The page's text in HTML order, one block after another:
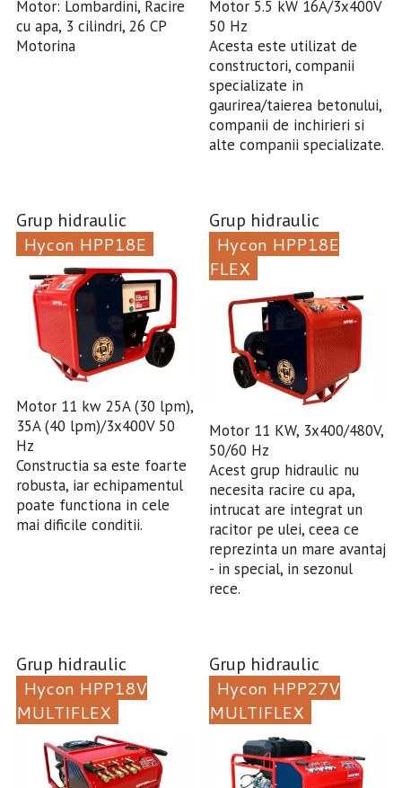
Motor: Lombardini, Racire
cu apa, 3 cilindri, 26 CP
Motorina
Motor 5.5 kW 16A/3x400V
50 Hz
Acesta este utilizat de
constructori, companii
specializate in
gaurirea/taierea betonului,
companii de inchirieri si
alte companii specializate.
Grup hidraulic
Hycon HPP18E
Motor 11 kw 25A (30 lpm),
35A (40 lpm)/3x400V 50
Hz
Constructia sa este foarte
robusta, iar echipamentul
poate functiona in cele
mai dificile conditii.
Grup hidraulic
Hycon HPP18E
FLEX
Motor 11 KW, 3x400/480V,
50/60 Hz
Acest grup hidraulic nu
necesita racire cu apa,
intrucat are integrat un
racitor pe ulei, ceea ce
reprezinta un mare avantaj
- in special, in sezonul
rece.
Grup hidraulic
Hycon HPP18V
MULTIFLEX
Grup hidraulic
Hycon HPP27V
MULTIFLEX